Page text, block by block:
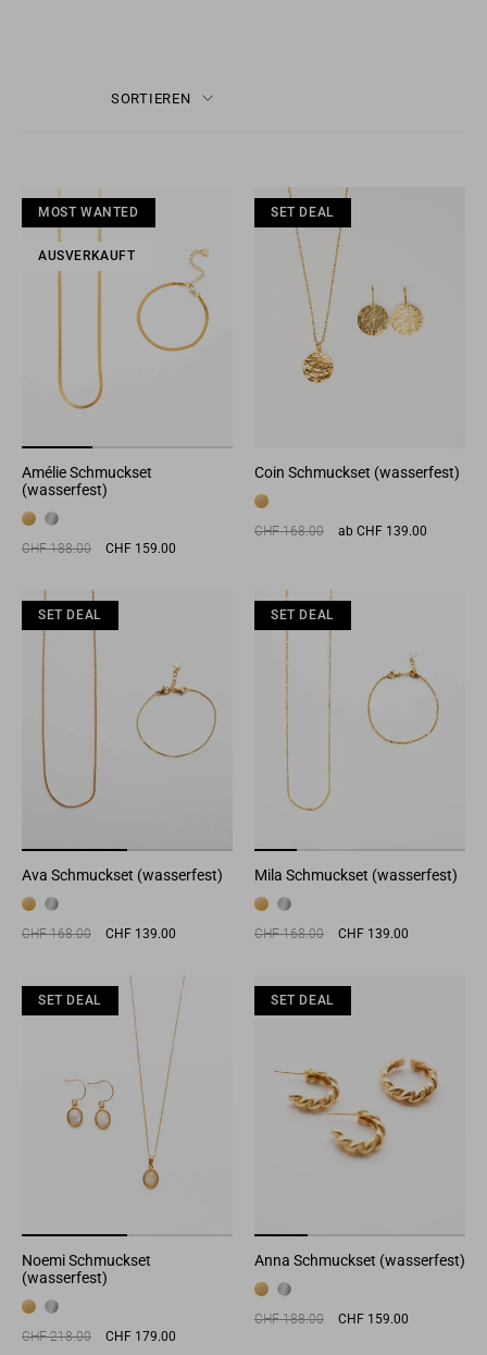
SORTIEREN
MOST WANTED
AUSVERKAUFT
MOST WANTED
AUSVERKAUFT
MOST WANTED
AUSVERKAUFT
Amélie Schmuckset
(wasserfest)
Normaler
CHF 188.00 Sonderpreis
CHF 159.00
SET DEAL
Coin Schmuckset (wasserfest)
Normaler
CHF 168.00 Sonderpreis
ab CHF 139.00
SET DEAL
SET DEAL SET DEAL
Ava Schmuckset (wasserfest)
Normaler
CHF 168.00 Sonderpreis
CHF 139.00
SET DEAL
SET DEAL
Mila Schmuckset (wasserfest)
Normaler
CHF 168.00 Sonderpreis
CHF 139.00
SET DEAL
SET DEAL SET DEAL
Noemi Schmuckset
(wasserfest)
Normaler
CHF 218.00 Sonderpreis
CHF 179.00
SET DEAL
SET DEAL
Anna Schmuckset (wasserfest)
Normaler
CHF 188.00 Sonderpreis
CHF 159.00